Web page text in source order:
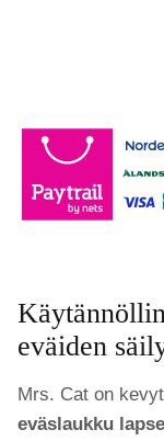
eväiden
Mrs. Cat on
eväslaukku